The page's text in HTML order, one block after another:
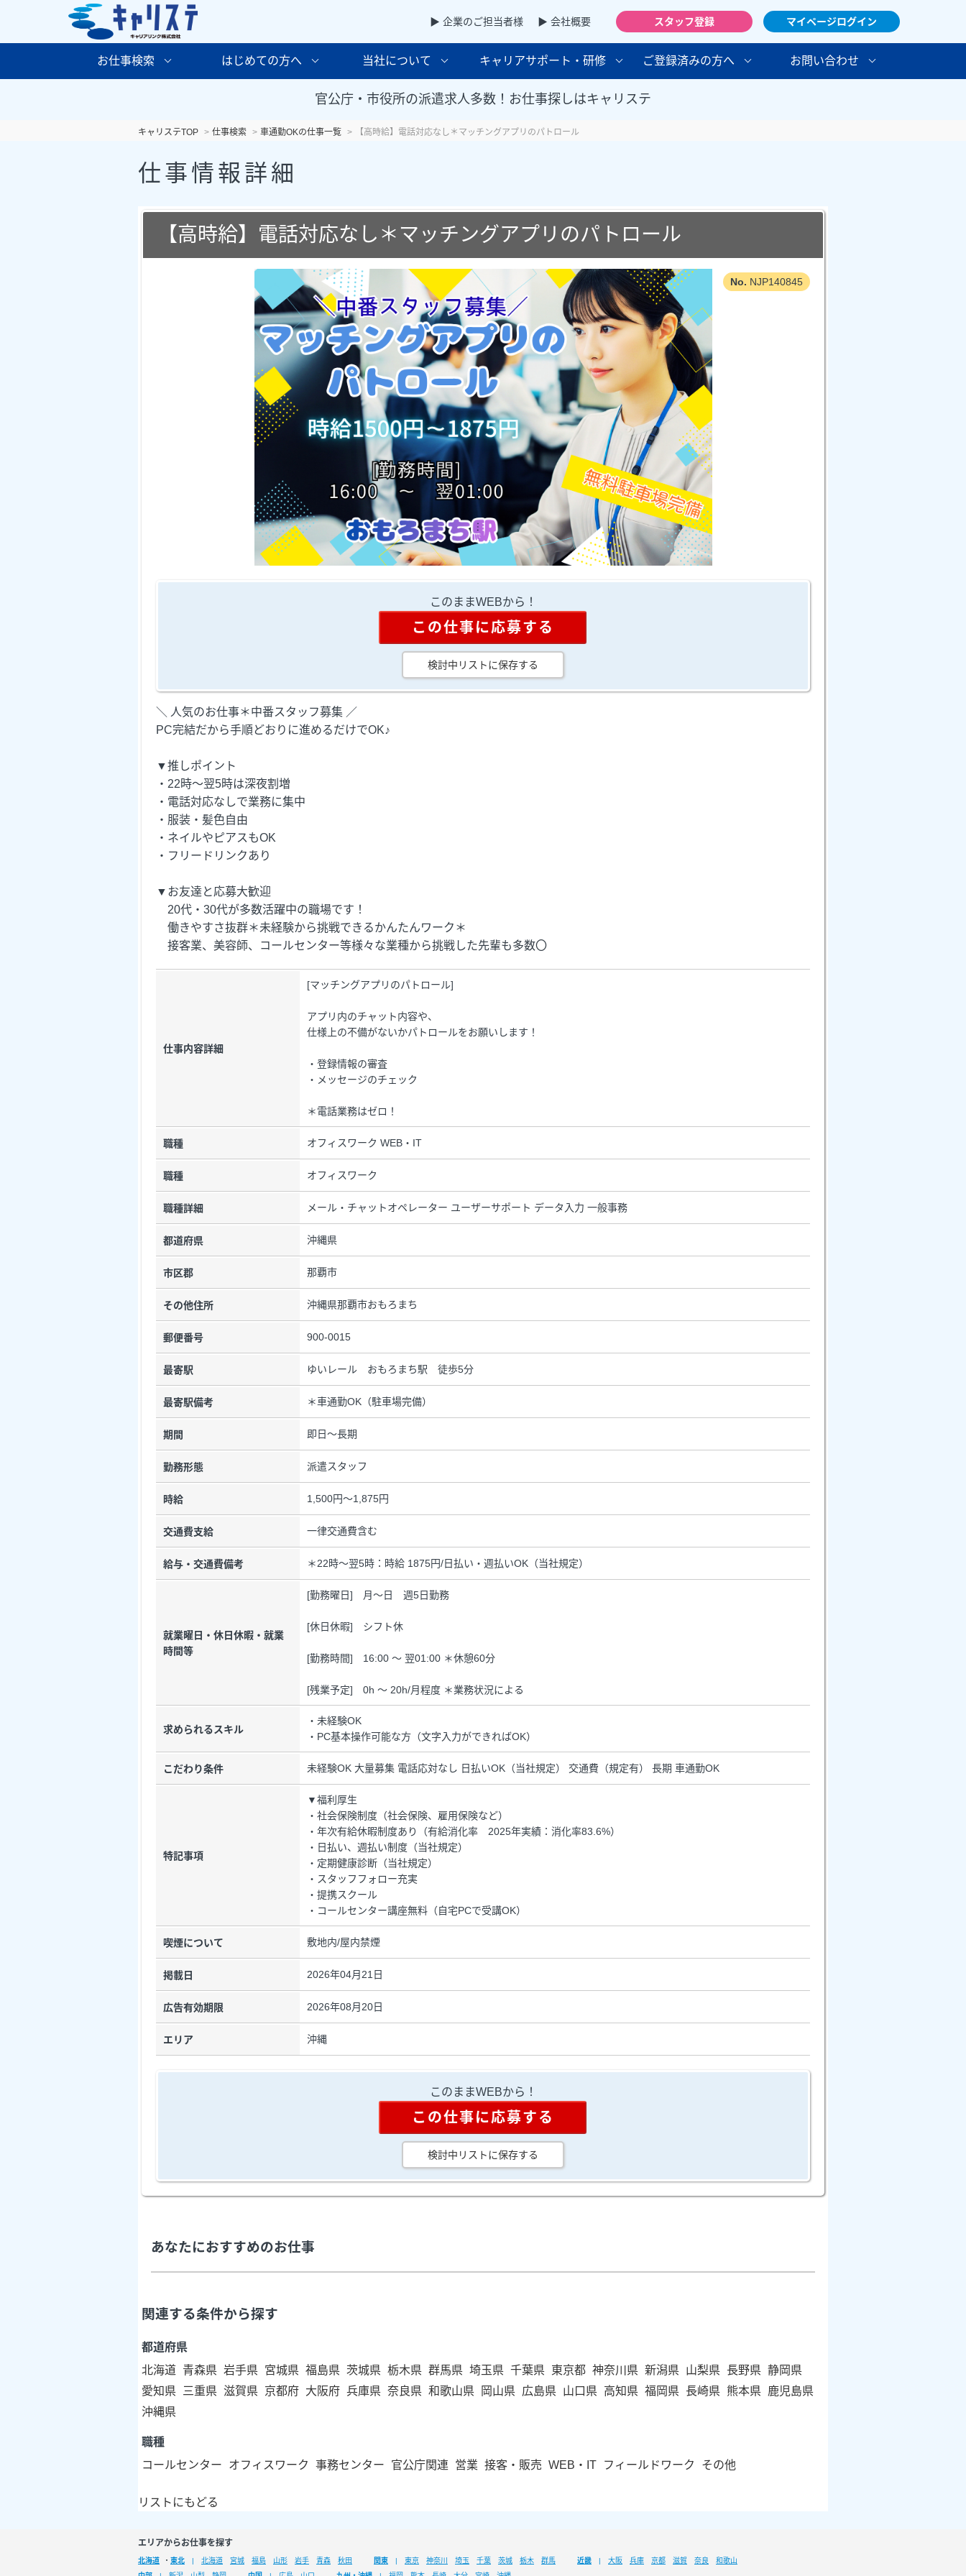
▶ 企業のご担当者様 ▶ 会社概要 スタッフ登録 マイページログイン
お仕事検索 はじめての方へ 当社について キャリアサポート・研修 ご登録済みの方へ お問い合わせ
官公庁・市役所の派遣求人多数！お仕事探しはキャリステ
キャリステTOP 仕事検索 車通勤OKの仕事一覧 【高時給】電話対応なし＊マッチングアプリのパトロール
仕事情報詳細
【高時給】電話対応なし＊マッチングアプリのパトロール
NJP140845
このままWEBから！
この仕事に応募する
検討中リストに保存する
＼ 人気のお仕事＊中番スタッフ募集 ／
PC完結だから手順どおりに進めるだけでOK♪
▼推しポイント
・22時～翌5時は深夜割増
・電話対応なしで業務に集中
・服装・髪色自由
・ネイルやピアスもOK
・フリードリンクあり
▼お友達と応募大歓迎
20代・30代が多数活躍中の職場です！
働きやすさ抜群＊未経験から挑戦できるかんたんワーク＊
接客業、美容師、コールセンター等様々な業種から挑戦した先輩も多数〇
仕事内容詳細
[マッチングアプリのパトロール]
アプリ内のチャット内容や、
仕様上の不備がないかパトロールをお願いします！
・登録情報の審査
・メッセージのチェック
＊電話業務はゼロ！
職種 オフィスワーク WEB・IT
職種 オフィスワーク
職種詳細 メール・チャットオペレーター ユーザーサポート データ入力 一般事務
都道府県 沖縄県
市区郡 那覇市
その他住所 沖縄県那覇市おもろまち
郵便番号 900-0015
最寄駅 ゆいレール おもろまち駅 徒歩5分
最寄駅備考 ＊車通勤OK（駐車場完備）
期間 即日～長期
勤務形態 派遣スタッフ
時給 1,500円～1,875円
交通費支給 一律交通費含む
給与・交通費備考 ＊22時～翌5時：時給 1875円/日払い・週払いOK（当社規定）
就業曜日・休日休暇・就業
時間等
[勤務曜日] 月～日 週5日勤務
[休日休暇] シフト休
[勤務時間] 16:00 ～ 翌01:00 ＊休憩60分
[残業予定] 0h ～ 20h/月程度 ＊業務状況による
求められるスキル
・未経験OK
・PC基本操作可能な方（文字入力ができればOK）
こだわり条件 未経験OK 大量募集 電話応対なし 日払いOK（当社規定） 交通費（規定有） 長期 車通勤OK
特記事項
▼福利厚生
・社会保険制度（社会保険、雇用保険など）
・年次有給休暇制度あり（有給消化率 2025年実績：消化率83.6%）
・日払い、週払い制度（当社規定）
・定期健康診断（当社規定）
・スタッフフォロー充実
・提携スクール
・コールセンター講座無料（自宅PCで受講OK）
喫煙について 敷地内/屋内禁煙
掲載日 2026年04月21日
広告有効期限 2026年08月20日
エリア 沖縄
このままWEBから！
この仕事に応募する
検討中リストに保存する
あなたにおすすめのお仕事
関連する条件から探す
都道府県
北海道 青森県 岩手県 宮城県 福島県 茨城県 栃木県 群馬県 埼玉県 千葉県 東京都 神奈川県 新潟県 山梨県 長野県 静岡県
愛知県
三重県 滋賀県 京都府 大阪府 兵庫県 奈良県 和歌山県 岡山県 広島県 山口県 高知県 福岡県 長崎県 熊本県 鹿児島県
沖縄県
職種
コールセンター
オフィスワーク 事務センター 官公庁関連 営業 接客・販売 WEB・IT フィールドワーク その他
リストにもどる
エリアからお仕事を探す
北海道 ・ 東北 北海道 宮城 福島 山形 岩手 青森 秋田 関東 東京 神奈川 埼玉 千葉 茨城 栃木 群馬 近畿 大阪 兵庫 京都 滋賀 奈良
和歌山